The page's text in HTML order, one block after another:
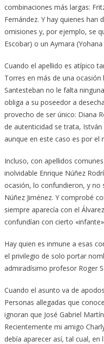
combinaciones más largas:
Fernández. Y hay quienes han
omisiones y, por ejemplo, se
Escobar) o un Aymara
Cuando el apellido es atípico
Torres en más de una ocasión
Santesteban no le falta
obliga a su poseedor a
provecho de ser único: Diana
de autenticidad se trata,
aunque en este caso es por el
Incluso, con apellidos
inolvidable Enrique Núñez
ocasión, lo confundieron, y
Núñez Jiménez. Y comprobé
siempre aparecía con el
confundían con cierto
Hay quien es inmune a esas
el privilegio de solo portar
admiradísimo profesor Roger
Cuando el asunto va de
Personas allegadas que
ignoran que José Gabriel
Recientemente mi amigo
debía aparecer así, tal cual,